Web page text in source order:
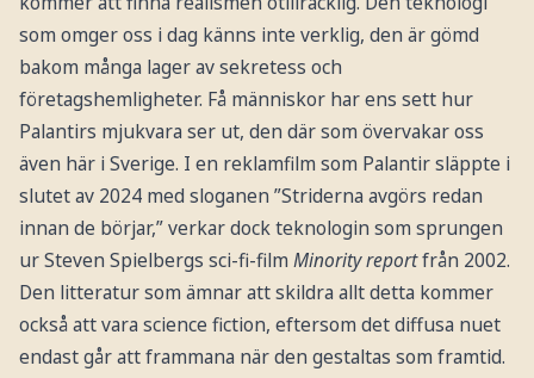
som omger oss i dag känns inte verklig, den är gömd
bakom många lager av sekretess och
företagshemligheter. Få människor har ens sett hur
Palantirs mjukvara ser ut, den där som övervakar oss
även här i Sverige. I en reklamfilm som Palantir släppte i
slutet av 2024 med sloganen ”Striderna avgörs redan
innan de börjar,” verkar dock teknologin som sprungen
ur Steven Spielbergs sci-fi-film Minority reportfrån 2002.
Den litteratur som ämnar att skildra allt detta kommer
också att vara science fiction, eftersom det diffusa nuet
endast går att frammana när den gestaltas som framtid.